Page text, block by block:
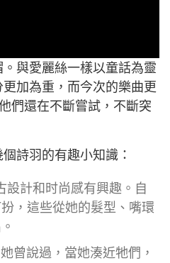
與愛麗絲一樣以童話為靈
加為重，而今次的樂曲更
們還在不斷嘗試，不斷突
詩羽的有趣小知識：
設計和时尚感有興趣。自
，這些從她的髮型、嘴環
曾說過，當她湊近牠們，